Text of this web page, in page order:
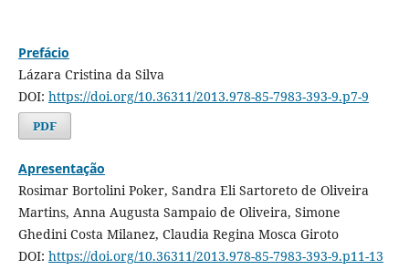
Prefácio
Lázara Cristina da Silva
DOI: https://doi.org/10.36311/2013.978-85-7983-393-9.p7-9
PDF
Apresentação
Rosimar Bortolini Poker, Sandra Eli Sartoreto de Oliveira
Martins, Anna Augusta Sampaio de Oliveira, Simone
Ghedini Costa Milanez, Claudia Regina Mosca Giroto
DOI: https://doi.org/10.36311/2013.978-85-7983-393-9.p11-13